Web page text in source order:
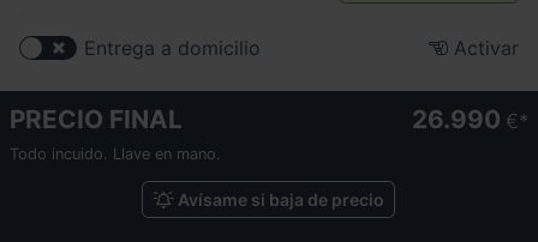
Entrega a domicilio Activar
PRECIO FINAL 26.990 €
Todo incuido. Llave en mano.
Avísame si baja de precio